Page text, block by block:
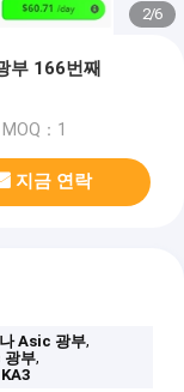
2/6
부 166번째
MOQ：1
지금 연락
Asic 광부,
광부,